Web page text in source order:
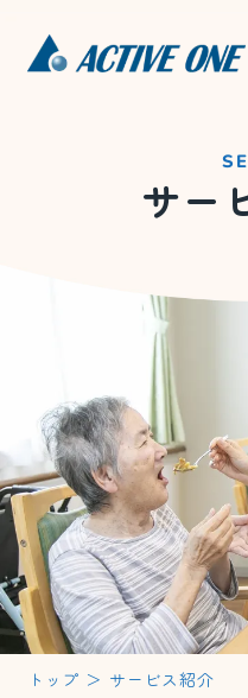
サー
トップ ＞ サービス紹介